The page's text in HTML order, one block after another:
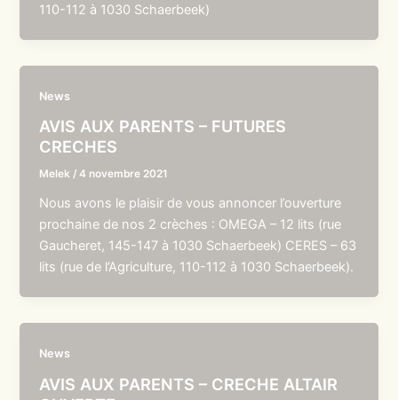
110-112 à 1030 Schaerbeek)
News
AVIS AUX PARENTS – FUTURES
CRECHES
Melek /4 novembre 2021
Nous avons le plaisir de vous annoncer l’ouverture
prochaine de nos 2 crèches : OMEGA – 12 lits (rue
Gaucheret, 145-147 à 1030 Schaerbeek) CERES – 63
lits (rue de l’Agriculture, 110-112 à 1030 Schaerbeek).
News
AVIS AUX PARENTS – CRECHE ALTAIR